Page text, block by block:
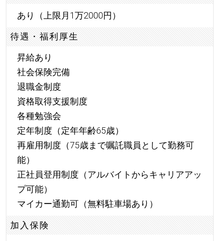
あり（上限月1万2000円）
待遇・福利厚生
昇給あり
社会保険完備
退職金制度
資格取得支援制度
各種勉強会
定年制度（定年年齢65歳）
再雇用制度（75歳まで嘱託職員として勤務可
能）
正社員登用制度（アルバイトからキャリアアッ
プ可能）
マイカー通勤可（無料駐車場あり）
加入保険